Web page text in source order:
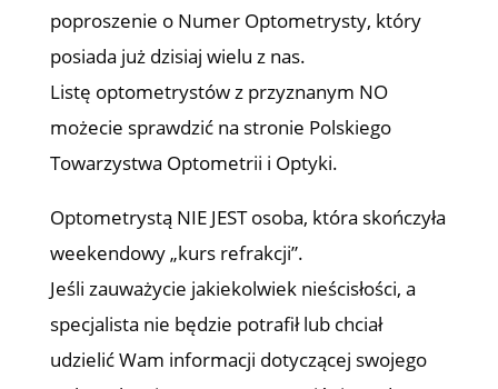
poproszenie o Numer Optometrysty, który
posiada już dzisiaj wielu z nas.
Listę optometrystów z przyznanym NO
możecie sprawdzić na stronie Polskiego
Towarzystwa Optometrii i Optyki.
Optometrystą NIE JEST osoba, która skończyła
weekendowy „kurs refrakcji”.
Jeśli zauważycie jakiekolwiek nieścisłości, a
specjalista nie będzie potrafił lub chciał
udzielić Wam informacji dotyczącej swojego